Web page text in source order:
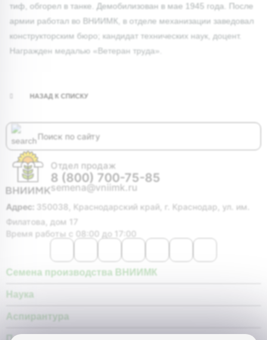
тиф, обгорел в танке. Демобилизован в мае 1945 года. После
армии работал во ВНИИМК, в отделе механизации заведовал
конструкторским бюро; кандидат технических наук, доцент.
Награжден медалью «Ветеран труда».
НАЗАД К СПИСКУ
Отдел продаж
8 (800) 700-75-85
semena@vniimk.ru
Адрес: 350038, Краснодарский край, г. Краснодар, ул. им.
Филатова, дом 17
Время работы с 08:00 до 17:00
Семена производства ВНИИМК
Наука
Аспирантура